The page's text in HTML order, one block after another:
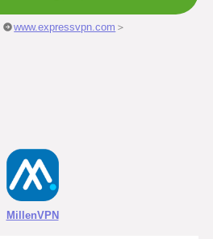
www.expressvpn.com ＞
MillenVPN